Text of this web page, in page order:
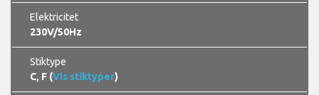
Elektricitet
230V/50Hz
Stiktype
C, F (Vis stiktyper)